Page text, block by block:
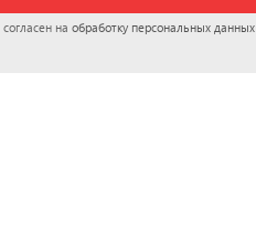
на обработку персональных данных